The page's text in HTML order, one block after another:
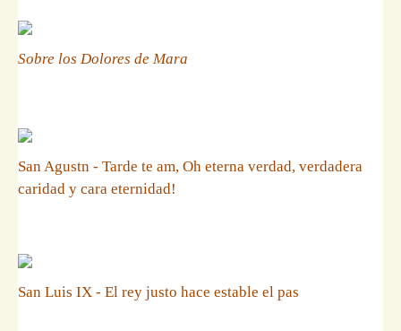
Sobre los Dolores de Mara
San Agustn - Tarde te am, Oh eterna verdad, verdadera
caridad y cara eternidad!
San Luis IX - El rey justo hace estable el pas